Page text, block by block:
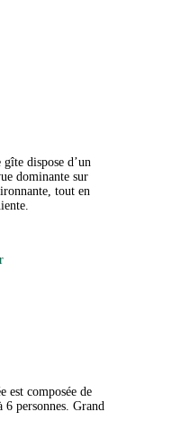
dispose d’un
dominante sur
tout en
est composée de
6 personnes. Grand